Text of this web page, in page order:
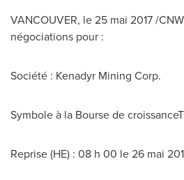
VANCOUVER, le 25 mai 2017 /
négociations pour :
Société : Kenadyr Mining Corp.
Symbole à la Bourse de
Reprise (HE) : 08 h 00 le 26 mai